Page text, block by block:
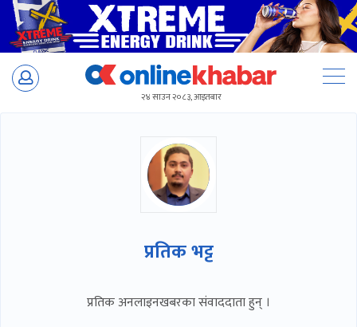
Skip
२४ साउन २०८३, आइतबार
प्रतिक भट्ट
प्रतिक अनलाइनखबरका संवाददाता हुन् ।